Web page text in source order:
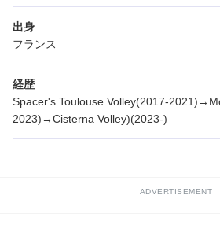
出身
フランス
経歴
Spacer's Toulouse Volley(2017-
2023)→Cisterna Volley)(2023-)
ADVERTISEMENT